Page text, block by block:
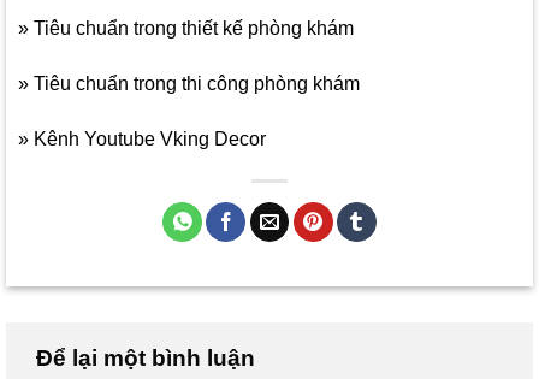
» Tiêu chuẩn trong thiết kế phòng khám
» Tiêu chuẩn trong thi công phòng khám
» Kênh Youtube Vking Decor
Để lại một bình luận